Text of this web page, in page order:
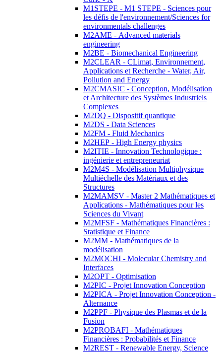
M1STEPE - M1 STEPE - Sciences pour
les défis de l'environnement/Sciences for
environmentals challenges
M2AME - Advanced materials
engineering
M2BE - Biomechanical Engineering
M2CLEAR - CLimat, Environnement,
Applications et Recherche - Water, Air,
Pollution and Energy
M2CMASIC - Conception, Modélisation
et Architecture des Systèmes Industriels
Complexes
M2DQ - Dispositif quantique
M2DS - Data Sciences
M2FM - Fluid Mechanics
M2HEP - High Energy physics
M2ITIE - Innovation Technologique :
ingénierie et entrepreneuriat
M2M4S - Modélisation Multiphysique
Multiéchelle des Matériaux et des
Structures
M2MAMSV - Master 2 Mathématiques et
Applications - Mathématiques pour les
Sciences du Vivant
M2MFSF - Mathématiques Financières :
Statistique et Finance
M2MM - Mathématiques de la
modélisation
M2MOCHI - Molecular Chemistry and
Interfaces
M2OPT - Optimisation
M2PIC - Projet Innovation Conception
M2PICA - Projet Innovation Conception -
Alternance
M2PPF - Physique des Plasmas et de la
Fusion
M2PROBAFI - Mathématiques
Financières : Probabilités et Finance
M2REST - Renewable Energy, Science